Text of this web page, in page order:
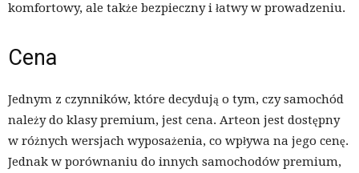
komfortowy, ale także bezpieczny i łatwy w prowadzeniu.
Cena
Jednym z czynników, które decydują o tym, czy samochód
należy do klasy premium, jest cena. Arteon jest dostępny
w różnych wersjach wyposażenia, co wpływa na jego cenę.
Jednak w porównaniu do innych samochodów premium,